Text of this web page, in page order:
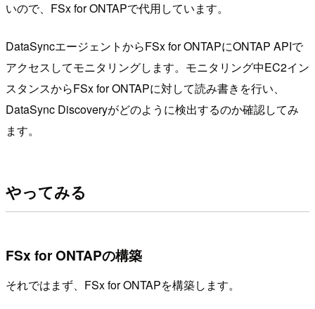
いので、FSx for ONTAPで代用しています。
DataSyncエージェントからFSx for ONTAPにONTAP APIで
アクセスしてモニタリングします。モニタリング中EC2イン
スタンスからFSx for ONTAPに対して読み書きを行い、
DataSync Discoveryがどのように検出するのか確認してみ
ます。
やってみる
FSx for ONTAPの構築
それではまず、FSx for ONTAPを構築します。